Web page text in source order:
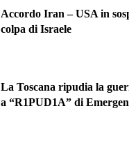
Accordo Iran – USA in
colpa di Israele
La Toscana ripudia la
a “R1PUD1A” di